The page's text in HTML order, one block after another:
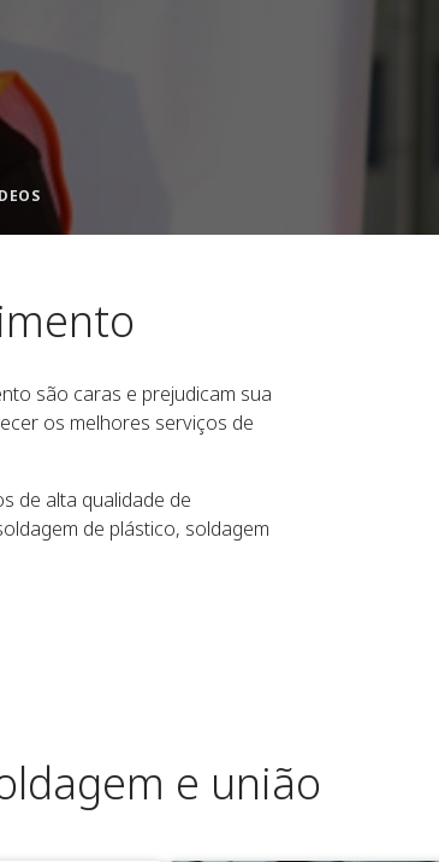
são caras e prejudicam sua
os melhores serviços de
de alta qualidade de
de plástico, soldagem
e união